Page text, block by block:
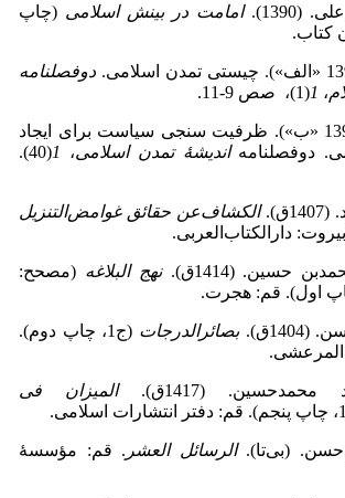
(1390). امامت در بینش اسلامی (چاپ
کتاب.
دوفصلنامه
، 1(1)، صص 9-11.
رهدار، احمد . (1394 «ب»). ظرفیت سنجی سیاست برای ایجاد
دوفصلنامه اندیشۀ تمدن اسلامی، 1
(40).
الکشافعن حقائق غوامضالتنزیل
حسین. (1414ق). نهج البلاغه (مصحح:
اول). قم: هجرت.
بصائرالدرجات
(ج1، چاپ دوم).
‌المرعشی‌.
(1417ق).
المیزان فی
(بی‌تا).الرسائل العشر . قم: مؤسسۀ